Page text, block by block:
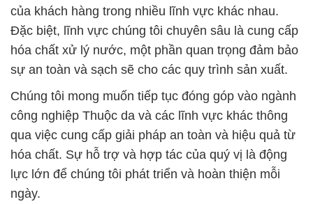
của khách hàng trong nhiều lĩnh vực khác nhau.
Đặc biệt, lĩnh vực chúng tôi chuyên sâu là cung cấp
hóa chất xử lý nước, một phần quan trọng đảm bảo
sự an toàn và sạch sẽ cho các quy trình sản xuất.
Chúng tôi mong muốn tiếp tục đóng góp vào ngành
công nghiệp Thuộc da và các lĩnh vực khác thông
qua việc cung cấp giải pháp an toàn và hiệu quả từ
hóa chất. Sự hỗ trợ và hợp tác của quý vị là động
lực lớn để chúng tôi phát triển và hoàn thiện mỗi
ngày.